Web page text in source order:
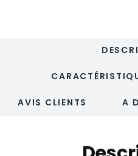
AVIS CLIENTS A